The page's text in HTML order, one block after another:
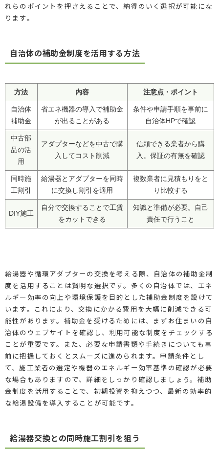
れらのポイントを押さえることで、納得のいく選択が可能にな
ります。
自治体の補助金制度を活用する方法
方法 内容 注意点・ポイント
自治体
補助金
省エネ機器の導入で補助金
が出ることがある
条件や申請手順を事前に
自治体HPで確認
中古部
品の活
用
アダプターなどを中古で購
入してコスト削減
信頼できる業者から購
入。保証の有無を確認
同時施
工割引
給湯器とアダプターを同時
に交換し割引を適用
複数業者に見積もりをと
り比較する
DIY施工
自分で交換することで工賃
をカットできる
知識と準備が必要。自己
責任で行うこと
給湯器や循環アダプターの交換を考える際、自治体の補助金制
度を活用することは賢明な選択です。多くの自治体では、エネ
ルギー効率の向上や環境保護を目的とした補助金制度を設けて
います。これにより、交換にかかる費用を大幅に削減できる可
能性があります。補助金を受けるためには、まずお住まいの自
治体のウェブサイトを確認し、利用可能な制度をチェックする
ことが重要です。また、必要な申請書類や手続きについても事
前に把握しておくとスムーズに進められます。申請条件とし
て、施工業者の選定や機器のエネルギー効率基準の確認が必要
な場合もありますので、詳細をしっかり確認しましょう。補助
金制度を活用することで、初期投資を抑えつつ、最新の効率的
な給湯設備を導入することが可能です。
給湯器交換との同時施工割引を狙う